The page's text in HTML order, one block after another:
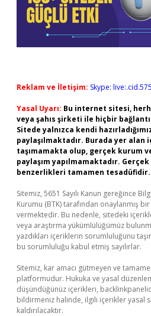
Reklam ve İletişim: Skype:
Yasal Uyarı: Bu internet sitesi,
veya şahıs şirketi ile hiçbir
Sitede yalnızca kendi
paylaşılmaktadır. Burada yer
taşımamakta olup, gerçek kurum
paylaşım yapılmamaktadır.
benzerlikleri tamamen tesadüfidir.
Sitemiz, 5651 Sayılı Kanun gereğince
Kurumu (BTK) tarafından onaylanmış
vermektedir. Bu nedenle, sitedeki
veya araştırma yükümlülüğümüz
yazdıkları içeriklerin sorumluluğunu
bu sorumluluğu kabul etmiş sayılırlar.
Sitemiz, kar amacı gütmeyen ve
platformudur. Hukuka ve yasal
düşündüğünüz içerikleri,
bildirmeniz halinde, ilgili içerikler yasal
kaldırılacaktır.